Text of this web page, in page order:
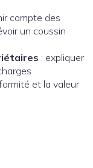
compte des
un coussin
: expliquer
et la valeur